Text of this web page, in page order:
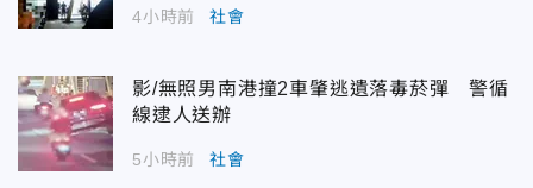
4小時前 社會
影/無照男南港撞2車肇逃遺落毒菸彈 警循
線逮人送辦
5小時前 社會